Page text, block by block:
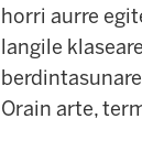
horri aurre
langile
Orain arte,